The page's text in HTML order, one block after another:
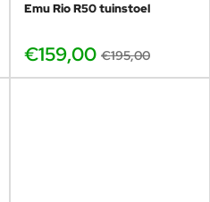
Emu Rio R50 tuinstoel
€159,00 €195,00